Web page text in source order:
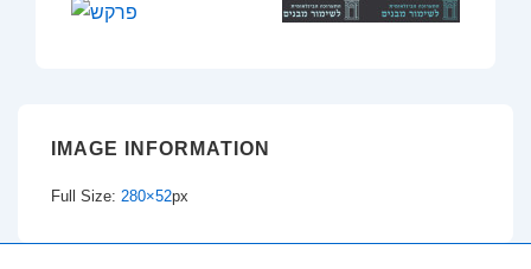
IMAGE INFORMATION
Full Size: 280×52px